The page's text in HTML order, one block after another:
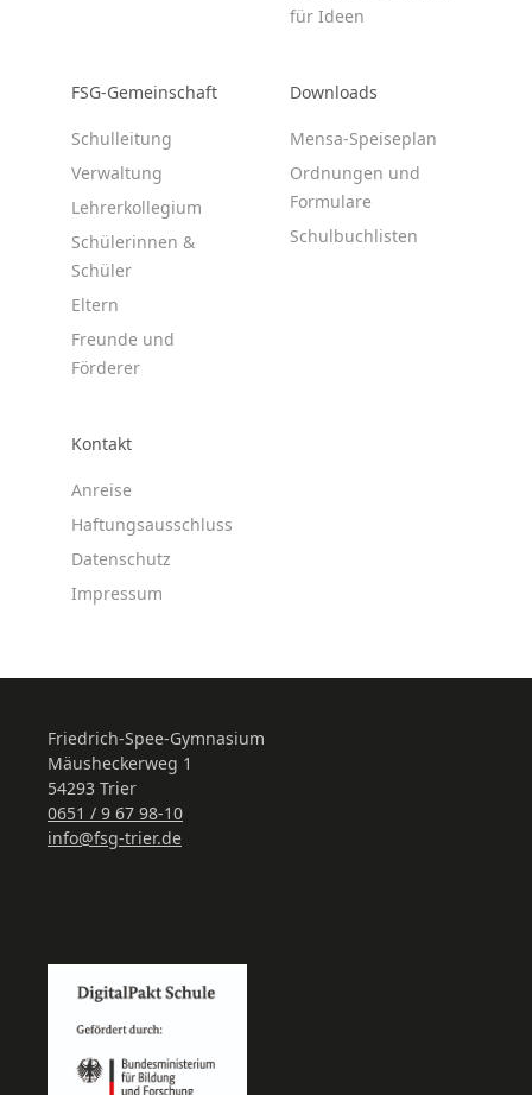
für Ideen
FSG-Gemeinschaft
Schulleitung
Verwaltung
Lehrerkollegium
Schülerinnen &
Schüler
Eltern
Freunde und
Förderer
Downloads
Mensa-Speiseplan
Ordnungen und
Formulare
Schulbuchlisten
Kontakt
Anreise
Haftungsausschluss
Datenschutz
Impressum
Friedrich-Spee-Gymnasium
Mäusheckerweg 1
54293 Trier
0651 / 9 67 98-10
info@fsg-trier.de